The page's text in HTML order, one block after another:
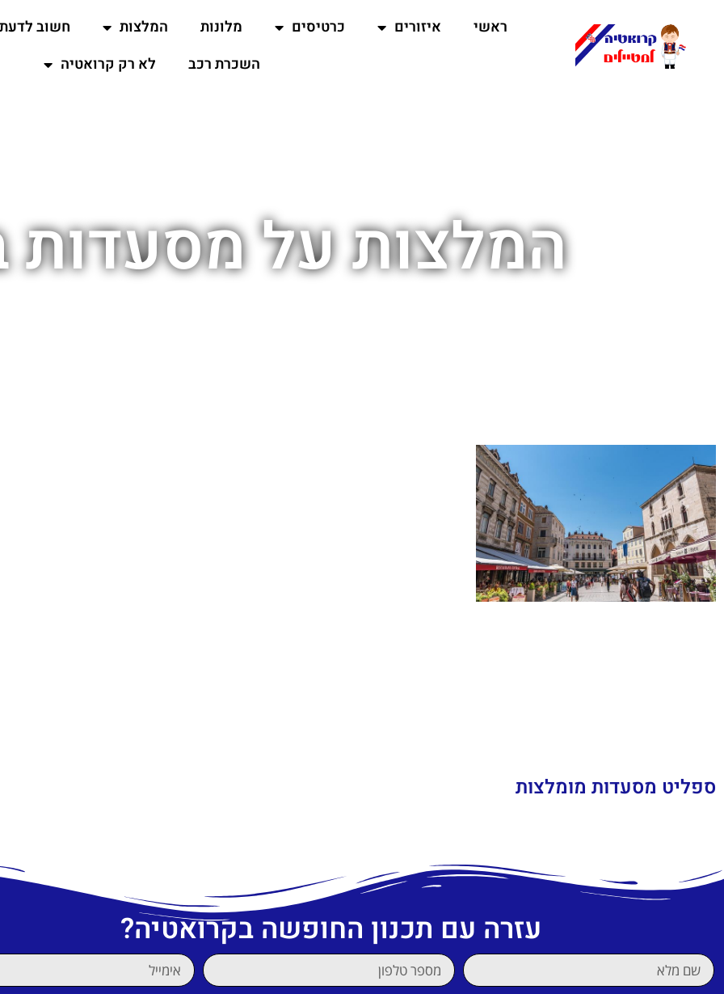
ראשי איזורים כרטיסים מלונות המלצות חשוב לדעת
השכרת רכב
לא רק קרואטיה
המלצות על מסעדות
ספליט מסעדות מומלצות
עזרה עם תכנון החופשה בקרואטיה?